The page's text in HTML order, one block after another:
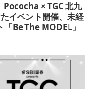
Pococha × TGC 北九
イベント開催、未経
Be The MODEL」